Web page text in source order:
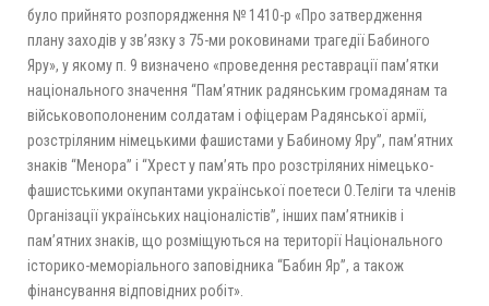
було прийнято розпорядження № 1410-р «Про затвердження
плану заходів у зв’язку з 75-ми роковинами трагедії Бабиного
Яру», у якому п. 9 визначено «проведення реставрації пам’ятки
національного значення “Пам’ятник радянським громадянам та
військовополоненим солдатам і офіцерам Радянської армії,
розстріляним німецькими фашистами у Бабиному Яру”, пам’ятних
знаків “Менора” і “Хрест у пам’ять про розстріляних німецько-
фашистськими окупантами української поетеси О.Теліги та членів
Організації українських націоналістів”, інших пам’ятників і
пам’ятних знаків, що розміщуються на території Національного
історико-меморіального заповідника “Бабин Яр”, а також
фінансування відповідних робіт».